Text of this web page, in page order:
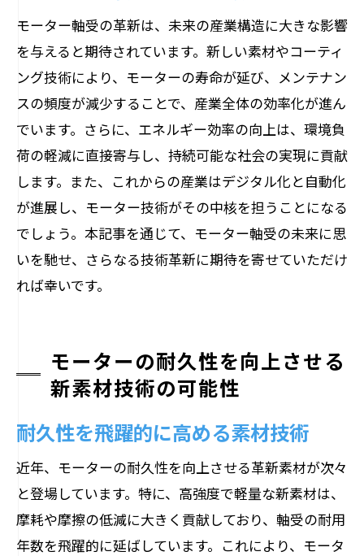
モーター軸受の革新は、未来の産業構造に大きな影響
を与えると期待されています。新しい素材やコーティ
ング技術により、モーターの寿命が延び、メンテナン
スの頻度が減少することで、産業全体の効率化が進ん
でいます。さらに、エネルギー効率の向上は、環境負
荷の軽減に直接寄与し、持続可能な社会の実現に貢献
します。また、これからの産業はデジタル化と自動化
が進展し、モーター技術がその中核を担うことになる
でしょう。本記事を通じて、モーター軸受の未来に思
いを馳せ、さらなる技術革新に期待を寄せていただけ
れば幸いです。
モーターの耐久性を向上させる
新素材技術の可能性
耐久性を飛躍的に高める素材技術
近年、モーターの耐久性を向上させる革新素材が次々
と登場しています。特に、高強度で軽量な新素材は、
摩耗や摩擦の低減に大きく貢献しており、軸受の耐用
年数を飛躍的に延ばしています。これにより、モータ